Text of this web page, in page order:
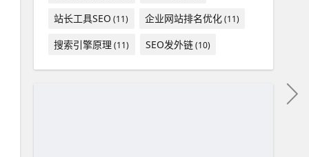
站长工具SEO (11) 企业网站排名优化(11)
搜索引擎原理 (11) SEO发外链(10)